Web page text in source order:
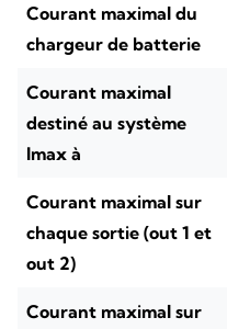
Courant maximal du
chargeur de batterie
Courant maximal
destiné au système
Imax à
Courant maximal sur
chaque sortie (out 1 et
out 2)
Courant maximal sur